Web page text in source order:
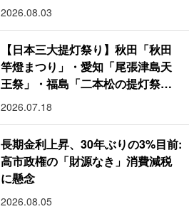
2026.08.03
【日本三大提灯祭り】秋田「秋田
竿燈まつり」・愛知「尾張津島天
王祭」・福島「二本松の提灯祭
り」:おびただしい灯火が夜空を照
2026.07.18
長期金利上昇、30年ぶりの3%目前:
高市政権の「財源なき」消費減税
に懸念
2026.08.05